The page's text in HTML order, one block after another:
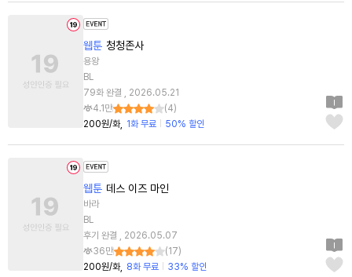
웹툰 청청존사
용왕
BL
79화 완결 , 2026.05.21
4.1만
(4)
200원/화
1화 무료 50% 할인
웹툰 데스 이즈 마인
바라
BL
후기 완결 , 2026.05.07
36만
(17)
200원/화
8화 무료 33% 할인